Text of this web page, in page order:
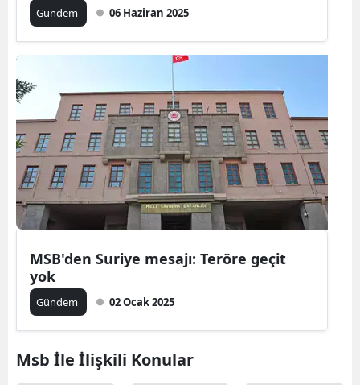
Gündem 06 Haziran 2025
MSB'den Suriye mesajı: Teröre geçit
yok
Gündem 02 Ocak 2025
Msb İle İlişkili Konular